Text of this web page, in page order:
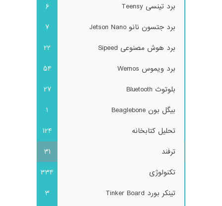
برد تینسی Teensy
6
برد جتسون نانو Jetson Nano
7
برد هوش مصنوعی Sipeed
22
برد ویموس Wemos
54
بلوتوث Bluetooth
27
بیگل بون Beaglebone
1
تحلیل کتابخانه
124
ترفند
31
تکنولوژی
334
تینکر بورد Tinker Board
3